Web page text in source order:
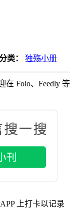
类： 独殇小册
在 Folo、Feedly 等
上打卡以记录